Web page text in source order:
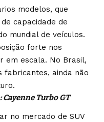
modelos, que
capacidade de
mundial de veículos.
forte nos
em escala. No Brasil,
fabricantes, ainda não
Turbo GT
no mercado de SUV